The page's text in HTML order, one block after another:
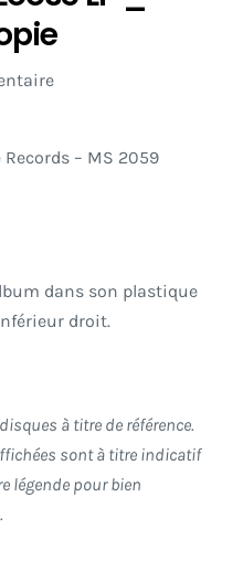
Records – MS 2059
dans son plastique
droit.
à titre de référence.
sont à titre indicatif
légende pour bien